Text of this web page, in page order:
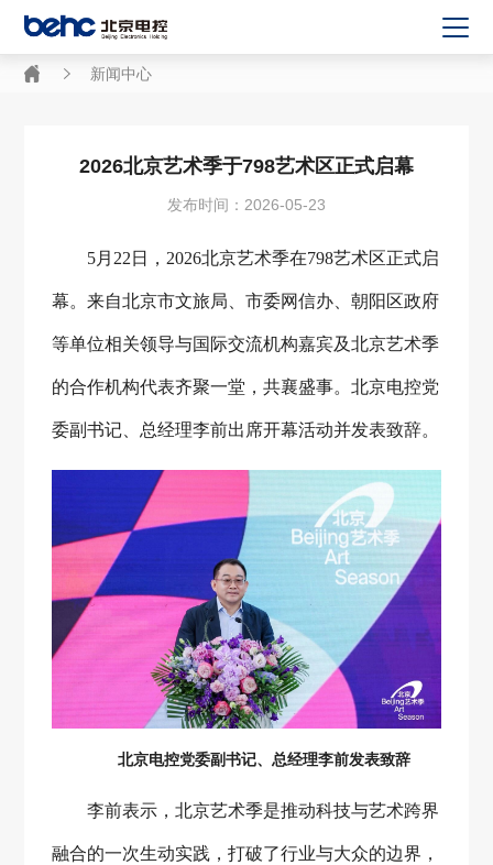
新闻中心
2026北京艺术季于798艺术区正式启幕
发布时间：2026-05-23
5月22日，2026北京艺术季在798艺术区正式启
幕。来自北京市文旅局、市委网信办、朝阳区政府
等单位相关领导与国际交流机构嘉宾及北京艺术季
的合作机构代表齐聚一堂，共襄盛事。北京电控党
委副书记、总经理李前出席开幕活动并发表致辞。
北京电控党委副书记、总经理李前发表致辞
李前表示，北京艺术季是推动科技与艺术跨界
融合的一次生动实践，打破了行业与大众的边界，